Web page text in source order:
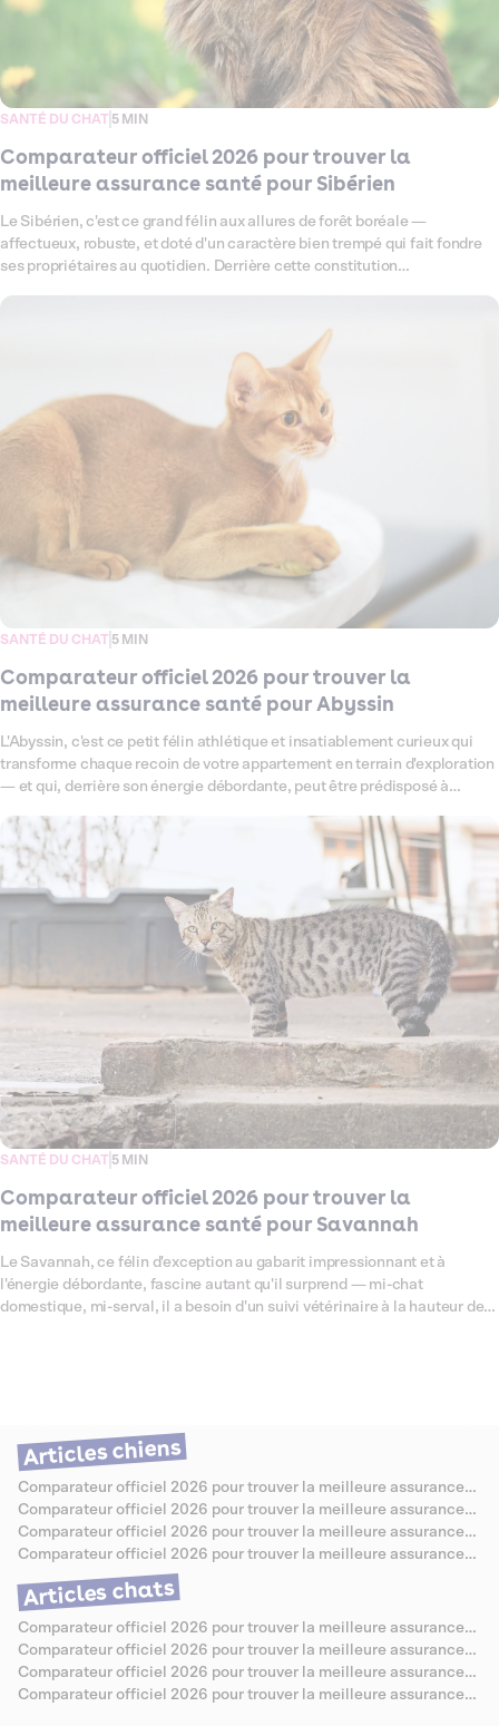
SANTÉ DU CHAT 5 MIN
Comparateur officiel 2026 pour trouver la
meilleure assurance santé pour Sibérien
Le Sibérien, c'est ce grand félin aux allures de forêt boréale —
affectueux, robuste, et doté d'un caractère bien trempé qui fait fondre
ses propriétaires au quotidien. Derrière cette constitution
hypertrophique, fréquente dans la race. Ce comparateur officiel fait le
point en 2026 sur toutes les offres d'assurance santé disponibles pour
votre chat Sibérien, pour vous aider à choisir la couverture vraiment
adaptée à lui — sans vous noyer dans les petites lignes.
SANTÉ DU CHAT 5 MIN
Comparateur officiel 2026 pour trouver la
meilleure assurance santé pour Abyssin
L'Abyssin, c'est ce petit félin athlétique et insatiablement curieux qui
transforme chaque recoin de votre appartement en terrain d'exploration
— et qui, derrière son énergie débordante, peut être prédisposé à
parodontales. Ce comparateur fait le point en 2026 sur toutes les
assurances santé disponibles pour votre chat Abyssin, pour que vous
puissiez choisir la couverture vraiment adaptée à sa nature bien
particulière. On passe en revue les garanties, les exclusions et les tarifs
— sans jargon, sans détour — pour vous aider à trouver celle qui lui va
SANTÉ DU CHAT 5 MIN
Comparateur officiel 2026 pour trouver la
meilleure assurance santé pour Savannah
Le Savannah, ce félin d'exception au gabarit impressionnant et à
l'énergie débordante, fascine autant qu'il surprend — mi-chat
domestique, mi-serval, il a besoin d'un suivi vétérinaire à la hauteur de
couverture vraiment adaptée à votre compagnon hors du commun.
Articles chiens
Comparateur officiel 2026 pour trouver la meilleure assurance
santé pour Berger Allemand
Comparateur officiel 2026 pour trouver la meilleure assurance
santé pour Caniche
Comparateur officiel 2026 pour trouver la meilleure assurance
santé pour Bouledogue Anglais
Comparateur officiel 2026 pour trouver la meilleure assurance
santé pour Jack Russell
Articles chats
Comparateur officiel 2026 pour trouver la meilleure assurance
santé pour Chartreux
Comparateur officiel 2026 pour trouver la meilleure assurance
santé pour Sibérien
Comparateur officiel 2026 pour trouver la meilleure assurance
santé pour Abyssin
Comparateur officiel 2026 pour trouver la meilleure assurance